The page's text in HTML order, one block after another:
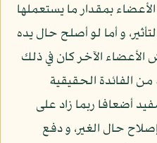
بمقدار ما يستعملها
و أما لو أصلح حال يده
الآخر كان في ذلك
الفائدة الحقيقية
أضعافا ربما زاد على
حال الغير، و دفع